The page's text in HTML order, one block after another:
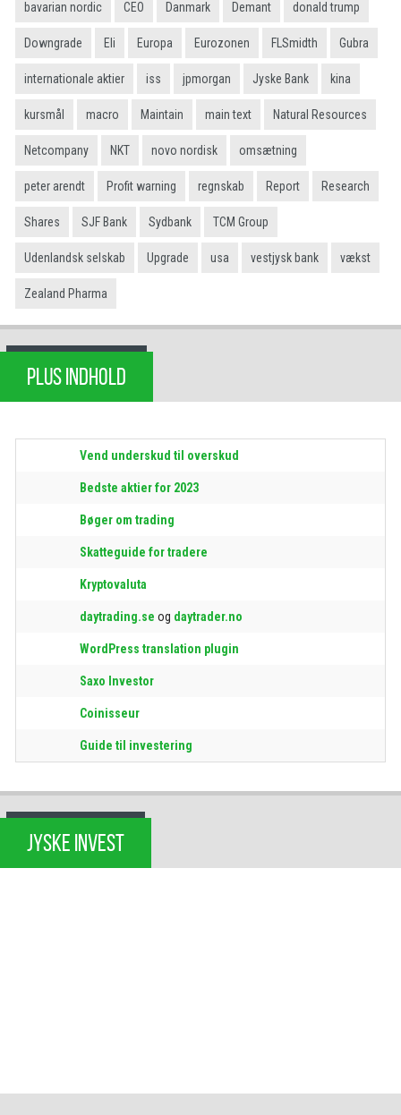
bavarian nordic CEO Danmark Demant donald trump
Downgrade Eli Europa Eurozonen FLSmidth Gubra
internationale aktier iss jpmorgan Jyske Bank kina
kursmål macro Maintain main text Natural Resources
Netcompany NKT novo nordisk omsætning
peter arendt Profit warning regnskab Report Research
Shares SJF Bank Sydbank TCM Group
Udenlandsk selskab Upgrade usa vestjysk bank vækst
Zealand Pharma
PLUS INDHOLD
Vend underskud til overskud
Bedste aktier for 2023
Bøger om trading
Skatteguide for tradere
Kryptovaluta
daytrading.se og daytrader.no
WordPress translation plugin
Saxo Investor
Coinisseur
Guide til investering
JYSKE INVEST